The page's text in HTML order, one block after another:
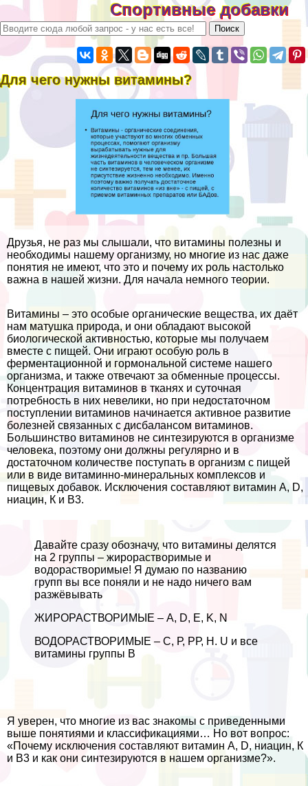
Спортивные добавки
Для чего нужны витамины?
Друзья, не раз мы слышали, что витамины полезны и
необходимы нашему организму, но многие из нас даже
понятия не имеют, что это и почему их роль настолько
важна в нашей жизни. Для начала немного теории.
Витамины – это особые органические вещества, их даёт
нам матушка природа, и они обладают высокой
биологической активностью, которые мы получаем
вместе с пищей. Они играют особую роль в
ферментационной и гормональной системе нашего
организма, и также отвечают за обменные процессы.
Концентрация витаминов в тканях и суточная
потребность в них невелики, но при недостаточном
поступлении витаминов начинается активное развитие
болезней связанных с дисбалансом витаминов.
Большинство витаминов не синтезируются в организме
человека, поэтому они должны регулярно и в
достаточном количестве поступать в организм с пищей
или в виде витаминно-минеральных комплексов и
пищевых добавок. Исключения составляют витамин A, D,
ниацин, К и В3.
Давайте сразу обозначу, что витамины делятся
на 2 группы – жирорастворимые и
водорастворимые! Я думаю по названию
групп вы все поняли и не надо ничего вам
разжёвывать
ЖИРОРАСТВОРИМЫЕ – A, D, Е, K, N
ВОДОРАСТВОРИМЫЕ – С, Р, РР, Н. U и все
витамины группы В
Я уверен, что многие из вас знакомы с приведенными
выше понятиями и классификациями… Но вот вопрос:
«Почему исключения составляют витамин А, D, ниацин, К
и В3 и как они синтезируются в нашем организме?».